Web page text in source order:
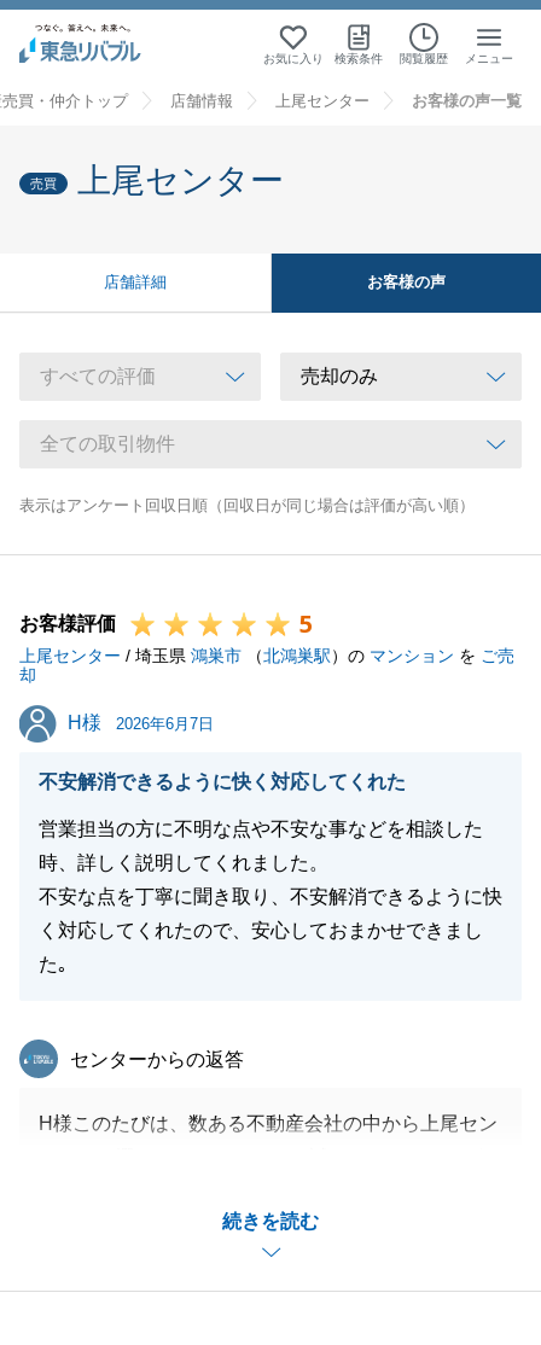
お気に入り 検索条件 閲覧履歴 メニュー
買・仲介トップ 店舗情報 上尾センター お客様の声一覧
売買 上尾センター
店舗詳細 お客様の声
表示はアンケート回収日順（回収日が同じ場合は評価が高い順）
お客様評価 5
上尾センター / 埼玉県 鴻巣市 （北鴻巣駅）の マンション を ご売
却
H様
H様 2026年6月7日
不安解消できるように快く対応してくれた
営業担当の方に不明な点や不安な事などを相談した
時、詳しく説明してくれました。
不安な点を丁寧に聞き取り、不安解消できるように快
く対応してくれたので、安心しておまかせできまし
た｡
続きを読む
東急リバブル
センターからの返答
H様このたびは、数ある不動産会社の中から上尾セン
H様の大切な不動産のお取引をサポートさせていただ
けたこと、大変嬉しく存じます。
ご不安な点を解消でき、安心してお任せいただけたと